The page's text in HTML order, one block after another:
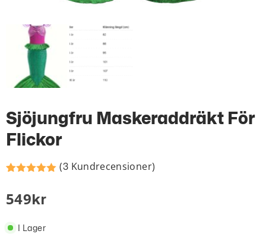
Sjöjungfru Maskeraddräkt För
Flickor
baserat på
(3 Kundrecensioner)
549 Kr
I Lager